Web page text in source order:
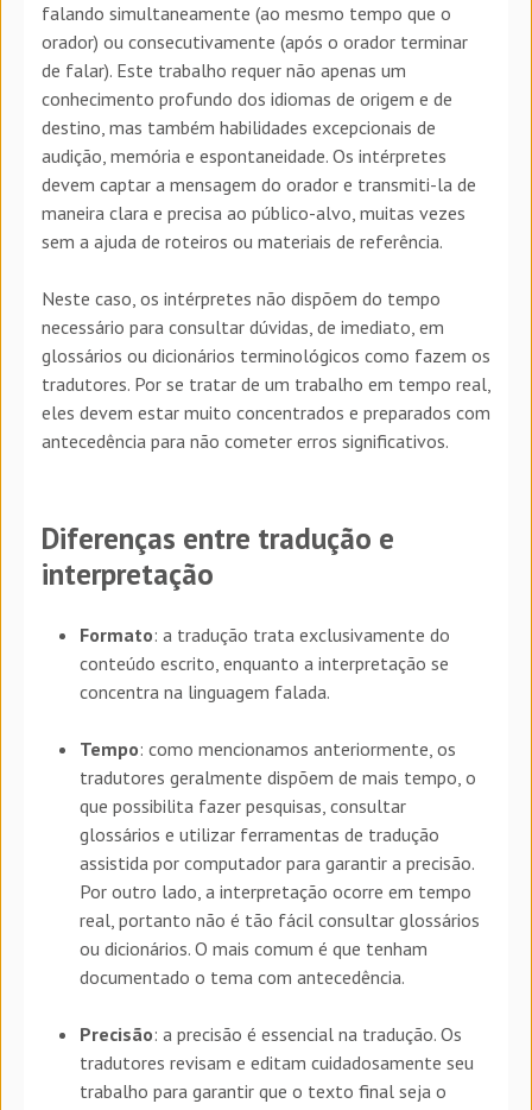
falando simultaneamente (ao mesmo tempo que o
orador) ou consecutivamente (após o orador terminar
de falar). Este trabalho requer não apenas um
conhecimento profundo dos idiomas de origem e de
destino, mas também habilidades excepcionais de
audição, memória e espontaneidade. Os intérpretes
devem captar a mensagem do orador e transmiti-la de
maneira clara e precisa ao público-alvo, muitas vezes
sem a ajuda de roteiros ou materiais de referência.
Neste caso, os intérpretes não dispõem do tempo
necessário para consultar dúvidas, de imediato, em
glossários ou dicionários terminológicos como fazem os
tradutores. Por se tratar de um trabalho em tempo real,
eles devem estar muito concentrados e preparados com
antecedência para não cometer erros significativos.
Diferenças entre tradução e
interpretação
Formato: a tradução trata exclusivamente do
conteúdo escrito, enquanto a interpretação se
concentra na linguagem falada.
Tempo: como mencionamos anteriormente, os
tradutores geralmente dispõem de mais tempo, o
que possibilita fazer pesquisas, consultar
glossários e utilizar ferramentas de tradução
assistida por computador para garantir a precisão.
Por outro lado, a interpretação ocorre em tempo
real, portanto não é tão fácil consultar glossários
ou dicionários. O mais comum é que tenham
documentado o tema com antecedência.
Precisão: a precisão é essencial na tradução. Os
tradutores revisam e editam cuidadosamente seu
trabalho para garantir que o texto final seja o